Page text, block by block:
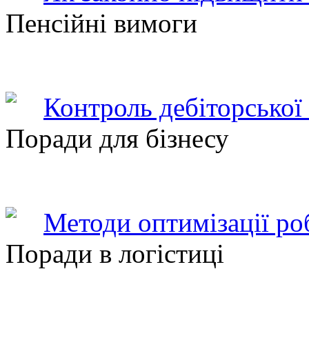
Пенсійні вимоги
Контроль
Поради для бізнесу
Методи оптимізації
Поради в логістиці